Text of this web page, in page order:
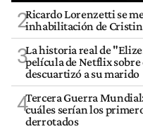
2Ricardo Lorenzetti se
inhabilitación de
3La historia real de
película de Netflix sobre
descuartizó a su marido
4Tercera Guerra
cuáles serían los
derrotados